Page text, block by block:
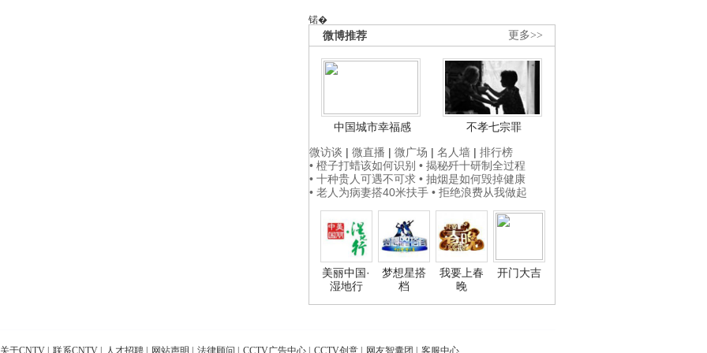
锘�
更多>>
微博推荐
中国城市幸福感
不孝七宗罪
微访谈 | 微直播 | 微广场 | 名人墙 | 排行榜
• 橙子打蜡该如何识别 • 揭秘歼十研制全过程
• 十种贵人可遇不可求 • 抽烟是如何毁掉健康
• 老人为病妻搭40米扶手 • 拒绝浪费从我做起
美丽中国·
湿地行
梦想星搭
档
我要上春
晚
开门大吉
关于CNTV 联系CNTV 人才招聘 网站声明 法律顾问 CCTV广告中心 CCTV创意 网友智囊团 客服中心